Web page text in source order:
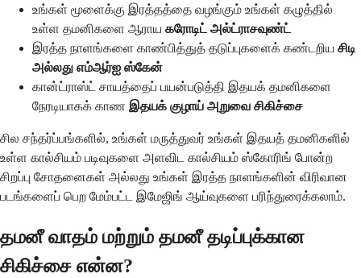
உங்கள் மூளைக்கு இரத்தத்தை வழங்கும் உங்கள் கழுத்தில்
உள்ள தமனிகளை ஆராய கரோடிட் அல்ட்ராசவுண்ட்
இரத்த நாளங்களை காண்பித்துத் தடுப்புகளைக் கண்டறிய சிடி
அல்லது எம்ஆர்ஐ ஸ்கேன்
கான்ட்ராஸ்ட் சாயத்தைப் பயன்படுத்தி இதயக் தமனிகளை
நேரடியாகக் காண இதயக் குழாய் அறுவை சிகிச்சை
சில சந்தர்ப்பங்களில், உங்கள் மருத்துவர் உங்கள் இதயத் தமனிகளில்
உள்ள கால்சியம் படிவுகளை அளவிட கால்சியம் ஸ்கோரிங் போன்ற
சிறப்பு சோதனைகள் அல்லது உங்கள் இரத்த நாளங்களின் விரிவான
படங்களைப் பெற மேம்பட்ட இமேஜிங் ஆய்வுகளை பரிந்துரைக்கலாம்.
தமனீ வாதம் மற்றும் தமனீ தடிப்புக்கான
சிகிச்சை என்ன?